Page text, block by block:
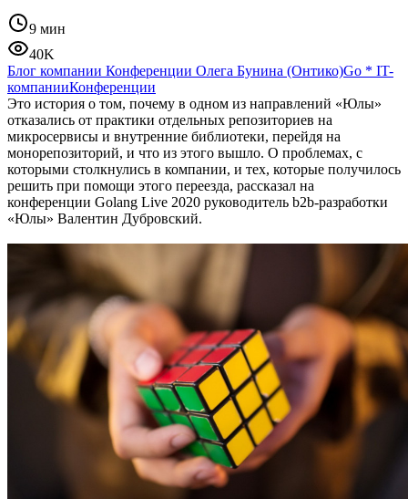
9 мин
40K
Блог компании Конференции Олега Бунина (Онтико)Go * IT-
компанииКонференции
Это история о том, почему в одном из направлений «Юлы»
отказались от практики отдельных репозиториев на
микросервисы и внутренние библиотеки, перейдя на
монорепозиторий, и что из этого вышло. О проблемах, с
которыми столкнулись в компании, и тех, которые получилось
решить при помощи этого переезда, рассказал на
конференции Golang Live 2020 руководитель b2b-разработки
«Юлы» Валентин Дубровский.